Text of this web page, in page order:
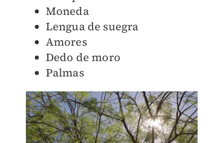
Moneda
Lengua de suegra
Amores
Dedo de moro
Palmas